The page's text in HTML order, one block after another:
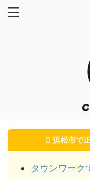
浜松市で
タウンワーク